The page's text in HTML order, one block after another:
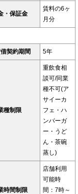
・保証金
賃料の6ヶ
月分
契約期間 5年
種制限
重飲食相
談可/同業
種不可(ア
サイーカ
フェ・ハ
ンバーガ
ー・うど
ん・茶碗
蒸し)
時間制限
店舗利用
可能時
間：7時～